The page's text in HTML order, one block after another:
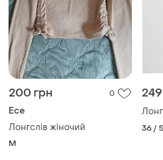
200 грн 0
Ece
Лонгслів жіночий
M
36 /